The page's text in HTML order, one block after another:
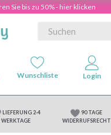
Sie bis zu 50% - hier klicken
LIEFERUNG 2-4
WERKTAGE
90 TAGE
WIDERRUFSRECHT